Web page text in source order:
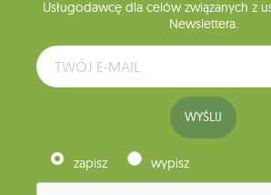
Usługodawcę dla celów związanych z
Newslettera.
WYŚLIJ
zapisz wypisz